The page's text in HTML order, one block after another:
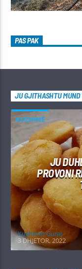
PAS PAK
JU GJITHASHTU MUND
KUZHINË
JU
PROVONI
Kushtrim Guraj
3 DHJETOR, 2022